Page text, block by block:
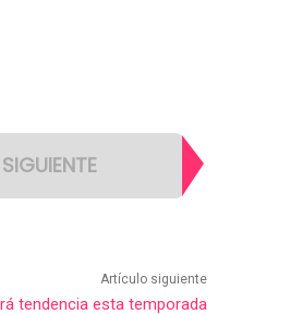
SIGUIENTE
Artículo siguiente
tendencia esta temporada